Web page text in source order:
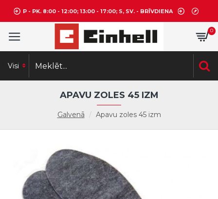
P - PK. 8:00 - 12:00; 13:00 - 17:00; S, SV. - BRĪVDIENA
0
Visi
Galvenā Apavu zoles 45 izm
APAVU ZOLES 45 IZM